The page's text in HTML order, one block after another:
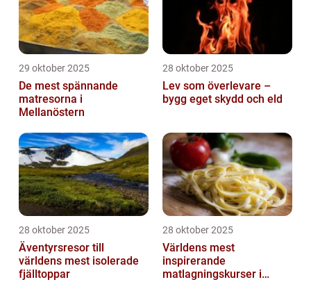
29 oktober 2025
De mest spännande
matresorna i
Mellanöstern
28 oktober 2025
Lev som överlevare –
bygg eget skydd och eld
28 oktober 2025
Äventyrsresor till
världens mest isolerade
fjälltoppar
28 oktober 2025
Världens mest
inspirerande
matlagningskurser i